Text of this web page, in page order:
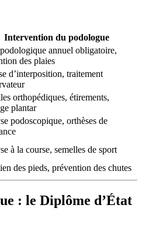
Intervention du podologue
annuel obligatoire,
des plaies
d’interposition, traitement
orthopédiques, étirements,
plantar
podoscopique, orthèses de
à la course, semelles de sport
des pieds, prévention des chutes
: le Diplôme d’État